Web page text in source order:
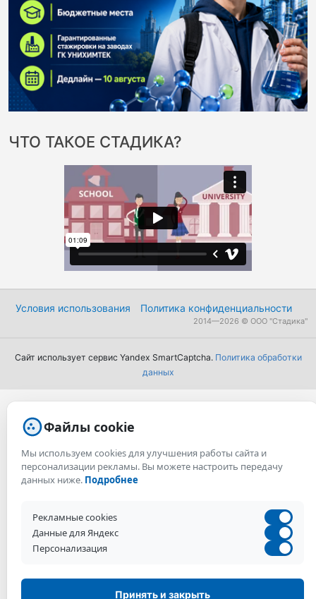
ЧТО ТАКОЕ СТАДИКА?
Файлы cookie
Мы используем cookies для улучшения работы сайта и
персонализации рекламы. Вы можете настроить передачу
данных ниже. Подробнее
Рекламные cookies
Данные для Яндекс
Персонализация
Принять и закрыть
Условия использования Политика конфиденциальности
2014—2026 © ООО "Стадика"
Сайт использует сервис Yandex SmartCaptcha. Политика обработки
данных